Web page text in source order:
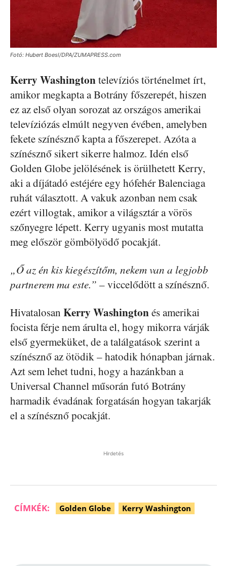
Fotó: Hubert Boesl/DPA/ZUMAPRESS.com
Kerry Washingtontelevíziós történelmet írt,
amikor megkapta a Botrány főszerepét, hiszen
ez az első olyan sorozat az országos amerikai
televíziózás elmúlt negyven évében, amelyben
fekete színésznő kapta a főszerepet. Azóta a
színésznő sikert sikerre halmoz. Idén első
Golden Globe jelölésének is örülhetett Kerry,
aki a díjátadó estéjére egy hófehér Balenciaga
ruhát választott. A vakuk azonban nem csak
ezért villogtak, amikor a világsztár a vörös
szőnyegre lépett. Kerry ugyanis most mutatta
meg először gömbölyödő pocakját.
„Ő az én kis kiegészítőm, nekem van a legjobb
partnerem ma este.” – viccelődött a színésznő.
Hivatalosan Kerry Washingtonés amerikai
focista férje nem árulta el, hogy mikorra várják
első gyermeküket, de a találgatások szerint a
színésznő az ötödik – hatodik hónapban járnak.
Azt sem lehet tudni, hogy a hazánkban a
Universal Channel műsorán futó Botrány
harmadik évadának forgatásán hogyan takarják
el a színésznő pocakját.
Hirdetés
CÍMKÉK: Golden Globe Kerry Washington